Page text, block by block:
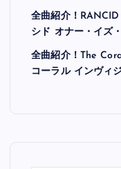
全曲紹介！
シド オナー・イズ
全曲紹介！The
コーラル インヴィ